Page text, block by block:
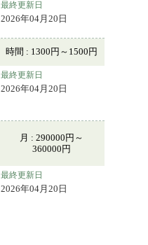
最終更新日
2026年04月20日
時間 : 1300円～1500円
最終更新日
2026年04月20日
月 : 290000円～
360000円
最終更新日
2026年04月20日